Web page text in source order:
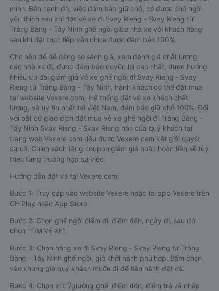
mình. Bên cạnh đó, việc đảm bảo giữ chỗ, có được chỗ ngồi
yêu thích sau khi đặt vé xe đi Svay Rieng - Svay Rieng từ
Trảng Bàng - Tây Ninh ghế ngồi giữa nhà xe với khách hàng
sau khi đặt trực tiếp vẫn chưa được đảm bảo 100%.
Cho nên để dễ dàng so sánh giá, xem đánh giá chất lượng
các nhà xe đi, được đảm bảo quyền lợi cao nhất, được hưởng
nhiều ưu đãi giảm giá vé xe ghế ngồi đi Svay Rieng - Svay
Rieng từ Trảng Bàng - Tây Ninh, hành khách có thể đặt mua
tại website Vexere.com- Hệ thống đặt vé xe khách chất
lượng, và uy tín nhất tại Việt Nam, đảm bảo giữ chỗ 100%. Đối
với bất cứ giao dịch đặt mua vé xe ghế ngồi đi Trảng Bàng -
Tây Ninh Svay Rieng - Svay Rieng nào của quý khách tại
trang web Vexere.com đều được Vexere cam kết giải quyết
sự cố. Chính sách tặng coupon giảm giá hoặc hoàn tiền sẽ tùy
theo từng trường hợp sự việc.
Hướng dẫn đặt vé tại Vexere.com:
Bước 1: Truy cập vào website Vexere hoặc tải app Vexere trên
CH Play hoặc App Store.
Bước 2: Chọn ghế ngồi điểm đi, điểm đến, ngày đi, sau đó
chọn “TÌM VÉ XE”.
Bước 3: Chọn hãng xe đi Svay Rieng - Svay Rieng từ Trảng
Bàng - Tây Ninh ghế ngồi, giờ khởi hành phù hợp. Bấm chọn
vào khung giờ quý khách muốn đi để tiến hành đặt vé.
Bước 4: Chọn vị trí/giường ghế, điểm đón, điểm trả và nhập